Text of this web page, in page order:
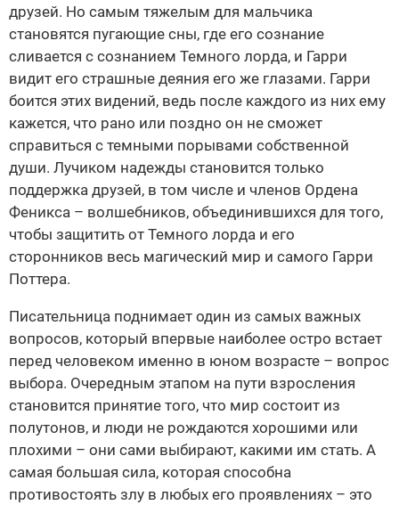
друзей. Но самым тяжелым для мальчика
становятся пугающие сны, где его сознание
сливается с сознанием Темного лорда, и Гарри
видит его страшные деяния его же глазами. Гарри
боится этих видений, ведь после каждого из них ему
кажется, что рано или поздно он не сможет
справиться с темными порывами собственной
души. Лучиком надежды становится только
поддержка друзей, в том числе и членов Ордена
Феникса – волшебников, объединившихся для того,
чтобы защитить от Темного лорда и его
сторонников весь магический мир и самого Гарри
Поттера.
Писательница поднимает один из самых важных
вопросов, который впервые наиболее остро встает
перед человеком именно в юном возрасте – вопрос
выбора. Очередным этапом на пути взросления
становится принятие того, что мир состоит из
полутонов, и люди не рождаются хорошими или
плохими – они сами выбирают, какими им стать. А
самая большая сила, которая способна
противостоять злу в любых его проявлениях – это